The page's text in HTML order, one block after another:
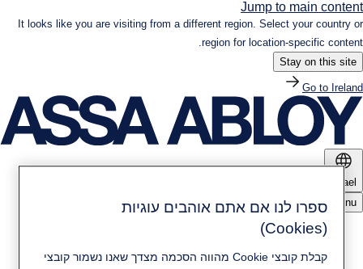
Jump to main content
It looks like you are visiting from a different region. Select your country or
region for location-specific content.
Stay on this site
Go to Ireland
Israel
Menu
מוצרים ופתרונות
ספרו לנו אם אתם אוהבים עוגיות
(Cookies)
קבלת קובצי Cookie מהווה הסכמה מצדך שאנו נשמור קובצי